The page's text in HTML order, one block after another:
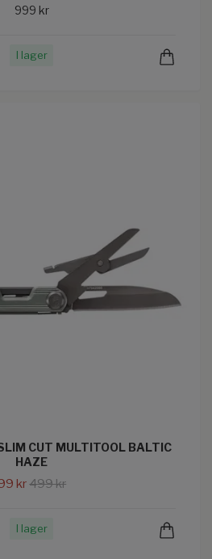
999 kr
I lager
CUT MULTITOOL BALTIC
HAZE
kr499 kr
I lager